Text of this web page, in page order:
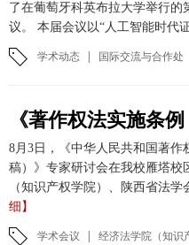
了在葡萄牙科英布拉大学举行的
议。 本届会议以“人工智能时代
学术动态 | 国际交流与合作处
8月3日，《中华人民共和国著
稿）》专家研讨会在我校雁塔校
（知识产权学院）、陕西省法
细】
学术会议 | 经济法学院（知识